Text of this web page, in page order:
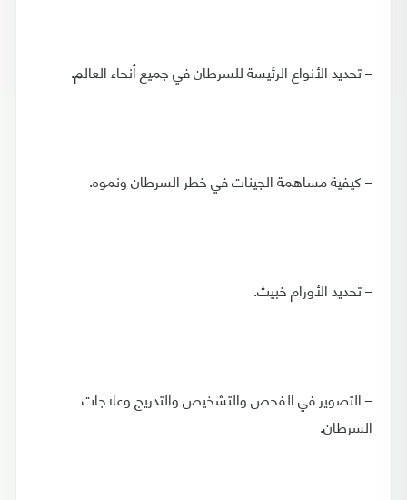
– تحديد الأنواع الرئيسة للسرطان في جميع أنحاء العالم.
– كيفية مساهمة الجينات في خطر السرطان ونموه.
– تحديد الأورام خبيث.
– التصوير في الفحص والتشخيص والتدريج وعلاجات
السرطان.